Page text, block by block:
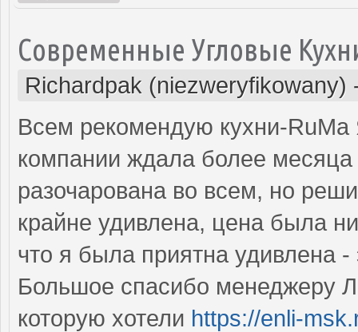
Современные Угловые
Richardpak (niezweryfikowany)
Всем рекомендую кухни-RuMa
компании ждала более
разочарована во всем, но
крайне удивлена, цена была
что я была приятна удивлена -
Большое спасибо менеджеру
которую хотели https://enli-